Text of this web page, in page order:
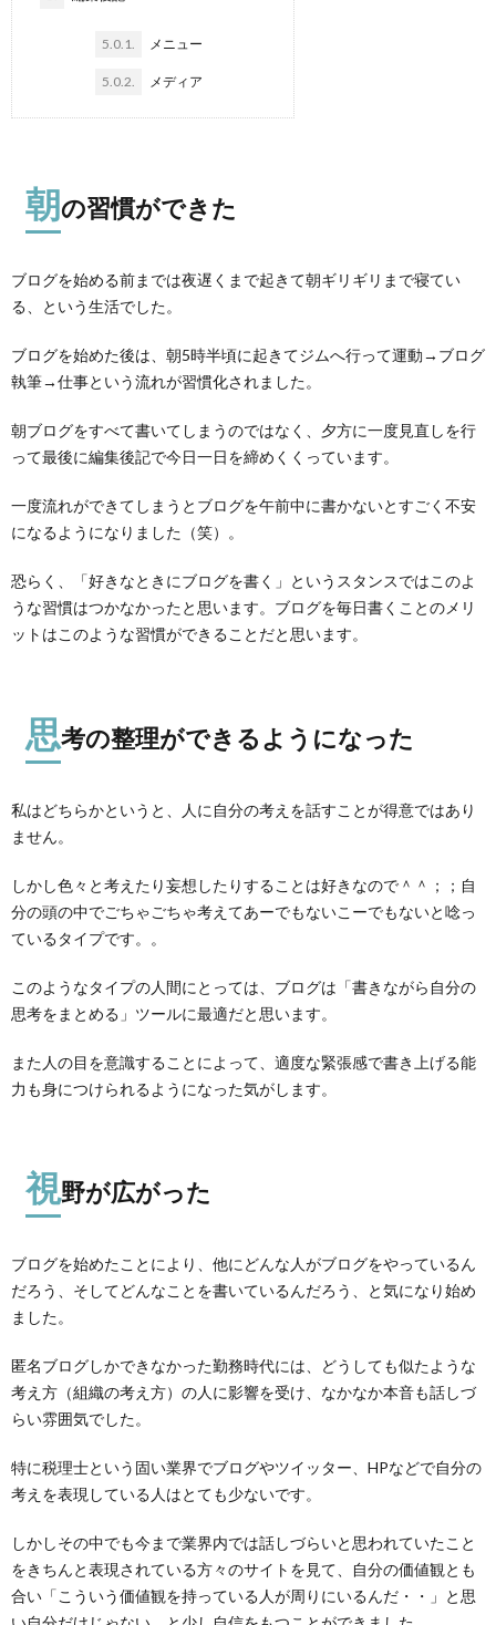
5.0.1. メニュー
5.0.2. メディア
朝の習慣ができた
ブログを始める前までは夜遅くまで起きて朝ギリギリまで寝てい
る、という生活でした。
ブログを始めた後は、朝5時半頃に起きてジムへ行って運動→ブログ
執筆→仕事という流れが習慣化されました。
朝ブログをすべて書いてしまうのではなく、夕方に一度見直しを行
って最後に編集後記で今日一日を締めくくっています。
一度流れができてしまうとブログを午前中に書かないとすごく不安
になるようになりました（笑）。
恐らく、「好きなときにブログを書く」というスタンスではこのよ
うな習慣はつかなかったと思います。ブログを毎日書くことのメリ
ットはこのような習慣ができることだと思います。
思考の整理ができるようになった
私はどちらかというと、人に自分の考えを話すことが得意ではあり
ません。
しかし色々と考えたり妄想したりすることは好きなので＾＾；；自
分の頭の中でごちゃごちゃ考えてあーでもないこーでもないと唸っ
ているタイプです。。
このようなタイプの人間にとっては、ブログは「書きながら自分の
思考をまとめる」ツールに最適だと思います。
また人の目を意識することによって、適度な緊張感で書き上げる能
力も身につけられるようになった気がします。
視野が広がった
ブログを始めたことにより、他にどんな人がブログをやっているん
だろう、そしてどんなことを書いているんだろう、と気になり始め
ました。
匿名ブログしかできなかった勤務時代には、どうしても似たような
考え方（組織の考え方）の人に影響を受け、なかなか本音も話しづ
らい雰囲気でした。
特に税理士という固い業界でブログやツイッター、HPなどで自分の
考えを表現している人はとても少ないです。
しかしその中でも今まで業界内では話しづらいと思われていたこと
をきちんと表現されている方々のサイトを見て、自分の価値観とも
合い「こういう価値観を持っている人が周りにいるんだ・・」と思